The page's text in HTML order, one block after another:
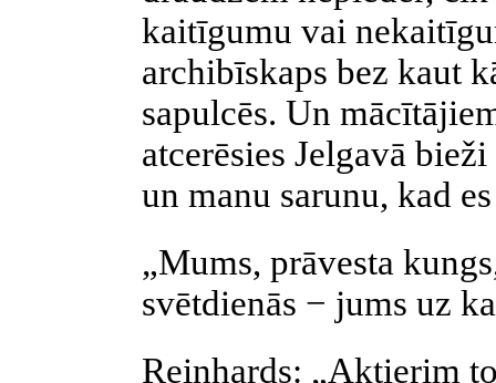
kaitīgumu vai
archibīskaps bez kaut
sapulcēs. Un
atcerēsies Jelgavā
un manu sarunu, kad
„Mums, prāvesta
svētdienās − jums uz
Reinhards: „Aktierim